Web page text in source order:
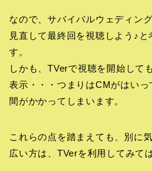
なので、サバイバルウェディン
見直して最終回を視聴しよう♪
す。
しかも、TVerで視聴を開始して
表示・・・つまりはCMがはい
間がかかってしまいます。
これらの点を踏まえても、別に
広い方は、TVerを利用してみて